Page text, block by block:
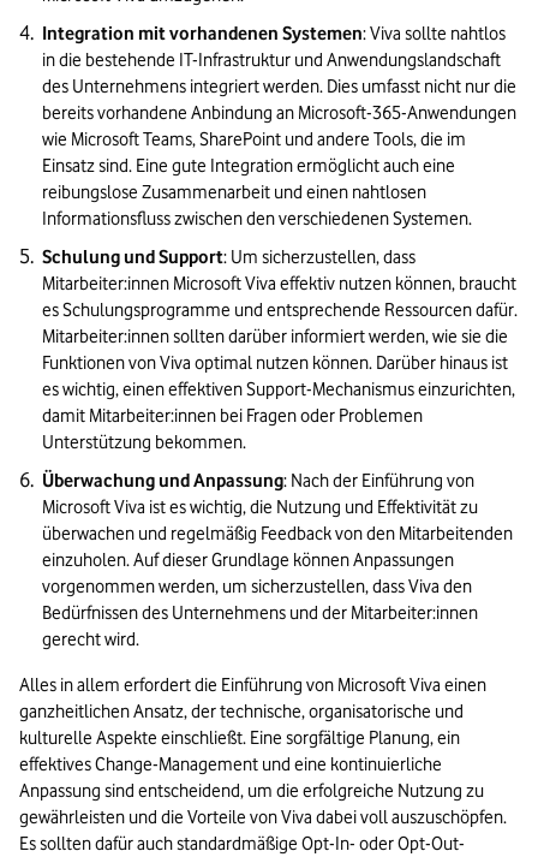
Integration mit vorhandenen Systemen: Viva sollte nahtlos
in die bestehende IT-Infrastruktur und Anwendungslandschaft
des Unternehmens integriert werden. Dies umfasst nicht nur die
bereits vorhandene Anbindung an Microsoft-365-Anwendungen
wie Microsoft Teams, SharePoint und andere Tools, die im
Einsatz sind. Eine gute Integration ermöglicht auch eine
reibungslose Zusammenarbeit und einen nahtlosen
Informationsfluss zwischen den verschiedenen Systemen.
Schulung und Support: Um sicherzustellen, dass
Mitarbeiter:innen Microsoft Viva effektiv nutzen können, braucht
es Schulungsprogramme und entsprechende Ressourcen dafür.
Mitarbeiter:innen sollten darüber informiert werden, wie sie die
Funktionen von Viva optimal nutzen können. Darüber hinaus ist
es wichtig, einen effektiven Support-Mechanismus einzurichten,
damit Mitarbeiter:innen bei Fragen oder Problemen
Unterstützung bekommen.
Überwachung und Anpassung: Nach der Einführung von
Microsoft Viva ist es wichtig, die Nutzung und Effektivität zu
überwachen und regelmäßig Feedback von den Mitarbeitenden
einzuholen. Auf dieser Grundlage können Anpassungen
vorgenommen werden, um sicherzustellen, dass Viva den
Bedürfnissen des Unternehmens und der Mitarbeiter:innen
gerecht wird.
Alles in allem erfordert die Einführung von Microsoft Viva einen
ganzheitlichen Ansatz, der technische, organisatorische und
kulturelle Aspekte einschließt. Eine sorgfältige Planung, ein
effektives Change-Management und eine kontinuierliche
Anpassung sind entscheidend, um die erfolgreiche Nutzung zu
gewährleisten und die Vorteile von Viva dabei voll auszuschöpfen.
Es sollten dafür auch standardmäßige Opt-In- oder Opt-Out-